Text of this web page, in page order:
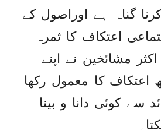
گناہ ہے اوراصول کے
اعتکاف کا ثمرہ
مشائخین نے اپنے
اعتکاف کا معمول رکھا
سے کوئی دانا و بینا